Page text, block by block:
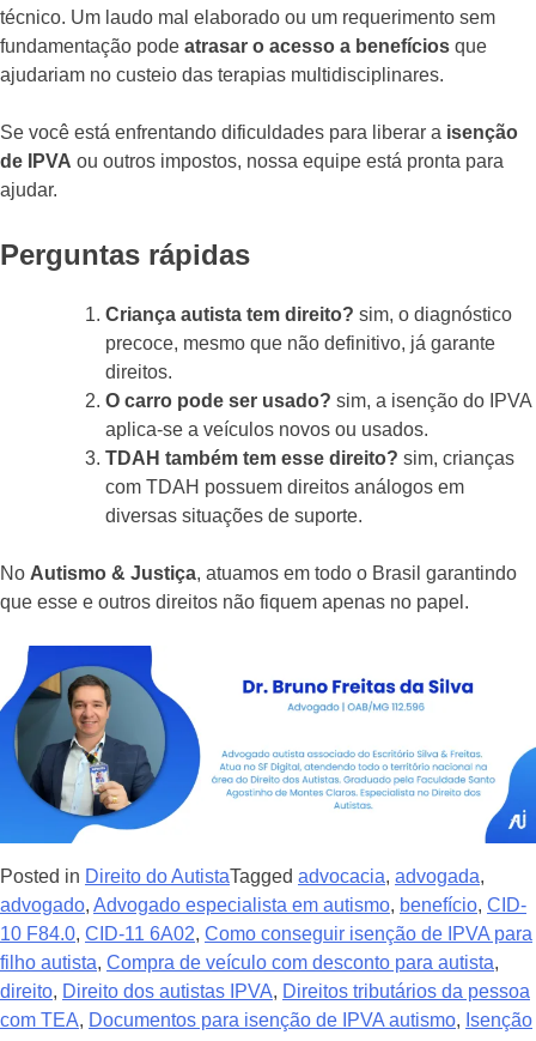
técnico. Um laudo mal elaborado ou um requerimento sem
fundamentação pode atrasar o acesso a benefícios que
ajudariam no custeio das terapias multidisciplinares.
Se você está enfrentando dificuldades para liberar a isenção
de IPVA ou outros impostos, nossa equipe está pronta para
ajudar.
Perguntas rápidas
Criança autista tem direito? sim, o diagnóstico
precoce, mesmo que não definitivo, já garante
direitos.
O carro pode ser usado? sim, a isenção do IPVA
aplica-se a veículos novos ou usados.
TDAH também tem esse direito? sim, crianças
com TDAH possuem direitos análogos em
diversas situações de suporte.
No Autismo & Justiça, atuamos em todo o Brasil garantindo
que esse e outros direitos não fiquem apenas no papel.
Posted in Direito do AutistaTagged advocacia, advogada,
advogado, Advogado especialista em autismo, benefício, CID-
10 F84.0, CID-11 6A02, Como conseguir isenção de IPVA para
filho autista, Compra de veículo com desconto para autista,
direito, Direito dos autistas IPVA, Direitos tributários da pessoa
com TEA, Documentos para isenção de IPVA autismo, Isenção